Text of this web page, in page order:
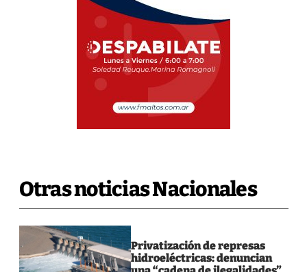
Otras noticias Nacionales
Privatización de represas
hidroeléctricas: denuncian